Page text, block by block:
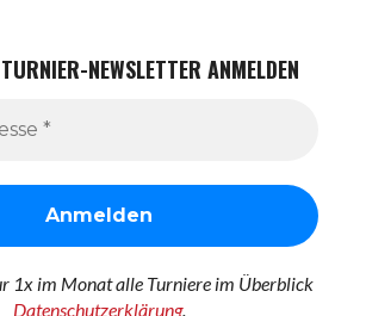
NEWSLETTER ANMELDEN
1x im Monat alle Turniere im Überblick
Datenschutzerklärung.